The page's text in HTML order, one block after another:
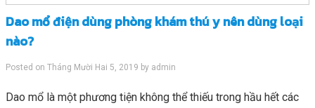
Dao mổ điện dùng phòng khám thú y nên dùng loại
nào?
Posted on Tháng Mười Hai 5, 2019 by admin
Dao mổ là một phương tiện không thể thiếu trong hầu hết các